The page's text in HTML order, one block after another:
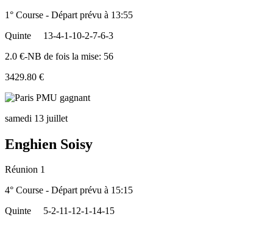
1° Course - Départ prévu à 13:55
Quinte
13-4-1-10-2-7-6-3
2.0 €-NB de fois la mise: 56
3429.80 €
samedi 13 juillet
Enghien Soisy
Réunion 1
4° Course - Départ prévu à 15:15
Quinte
5-2-11-12-1-14-15